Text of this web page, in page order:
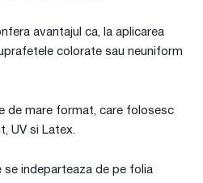
avantajul ca, la aplicarea
colorate sau neuniform
de mare format, care folosesc
UV si Latex.
se indeparteaza de pe folia